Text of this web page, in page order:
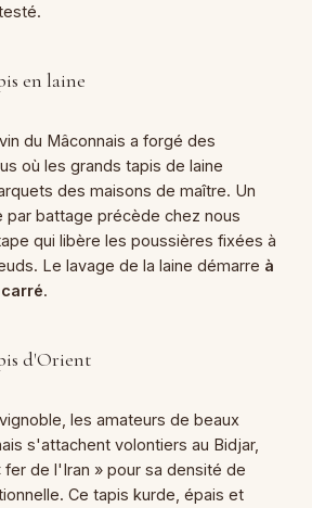
en laine
du Mâconnais a forgé des
où les grands tapis de laine
des maisons de maître. Un
par battage précède chez nous
qui libère les poussières fixées à
Le lavage de la laine démarre à
.
d'Orient
les amateurs de beaux
s'attachent volontiers au Bidjar,
fer de l'Iran » pour sa densité de
Ce tapis kurde, épais et